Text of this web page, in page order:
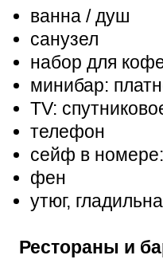
ванна / душ
санузел
набор для
минибар:
TV:
телефон
сейф в
фен
утюг,
Рестораны и